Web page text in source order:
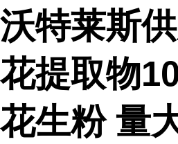
沃特莱斯
花提取物
花生粉 量